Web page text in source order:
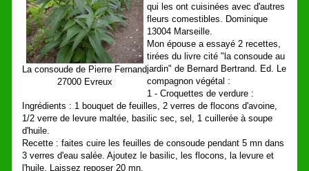
La consoude de Pierre Fernand
27000 Evreux
qui les ont cuisinées avec d'autres
fleurs comestibles. Dominique
13004 Marseille.
Mon épouse a essayé 2 recettes,
tirées du livre cité "la consoude au
jardin" de Bernard Bertrand. Ed. Le
compagnon végétal :
1 - Croquettes de verdure :
Ingrédients : 1 bouquet de feuilles, 2 verres de flocons d'avoine,
1/2 verre de levure maltée, basilic sec, sel, 1 cuillerée à soupe
d'huile.
Recette : faites cuire les feuilles de consoude pendant 5 mn dans
3 verres d'eau salée. Ajoutez le basilic, les flocons, la levure et
l'huile. Laissez reposer 20 mn.